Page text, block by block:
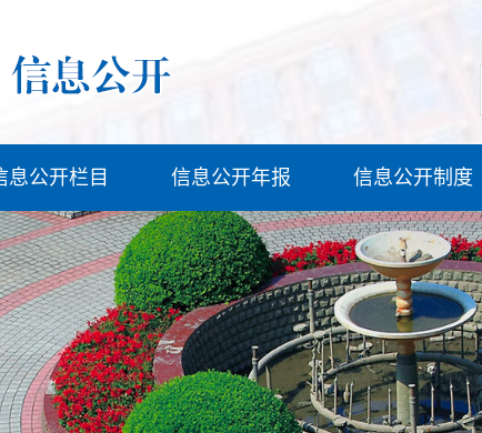
息公开栏目 信息公开年报 信息公开制度